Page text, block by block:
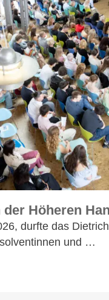
Höheren
durfte das
und …